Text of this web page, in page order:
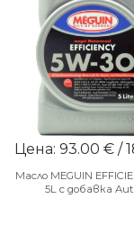
Цена: 93.00 € /
Масло MEGUIN
5L с добавка